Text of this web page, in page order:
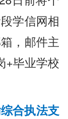
学信网相
，邮件主
+毕业学校
合执法支